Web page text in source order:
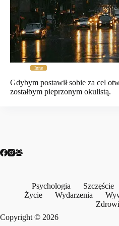
Inne
Gdybym postawił sobie za cel
zostałbym pieprzonym okulistą.
Psychologia Szczęście
Życie
Wydarzenia
Copyright © 2026